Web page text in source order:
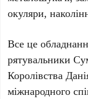
окуляри,
Все це
рятувальники
Королівства
міжнародного